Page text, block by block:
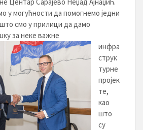
у могућности да помогнемо једни
смо у прилици да дамо
за неке важне
инфра
струк
турне
пројек
те,
као
што
су